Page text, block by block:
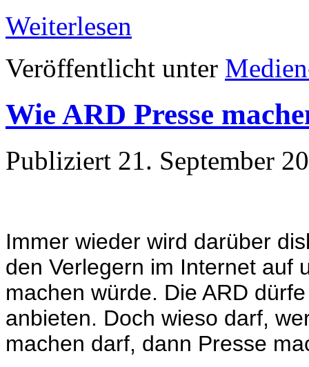
Weiterlesen
Veröffentlicht unter
Wie ARD Presse
Publiziert 21. September
Immer wieder wird darüber
den Verlegern im Internet auf
machen würde. Die ARD
anbieten. Doch wieso darf,
machen darf, dann Presse